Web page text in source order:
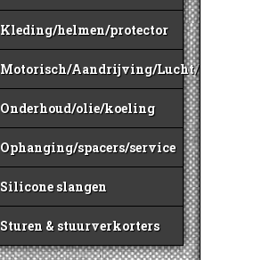
Kleding/helmen/protector
Motorisch/Aandrijving/Lucht/Benzine
Onderhoud/olie/koeling
Ophanging/spacers/service
Silicone slangen
Sturen & stuurverkorters